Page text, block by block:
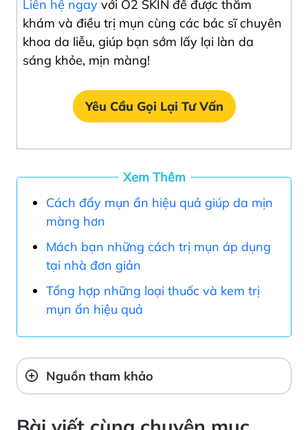
Liên hệ ngay với O2 SKIN để được thăm
khám và điều trị mụn cùng các bác sĩ chuyên
khoa da liễu, giúp bạn sớm lấy lại làn da
sáng khỏe, mịn màng!
Yêu Cầu Gọi Lại Tư Vấn
Xem Thêm
Cách đẩy mụn ẩn hiệu quả giúp da mịn
màng hơn
Mách bạn những cách trị mụn áp dụng
tại nhà đơn giản
Tổng hợp những loại thuốc và kem trị
mụn ẩn hiệu quả
Nguồn tham khảo